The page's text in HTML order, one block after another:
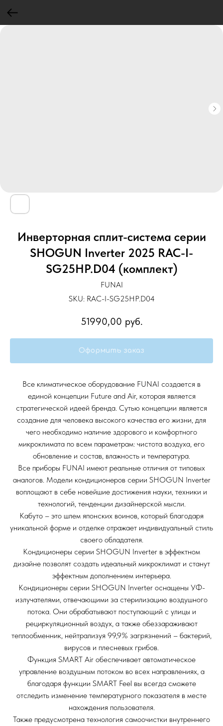
Инверторная сплит-система серии
SHOGUN Inverter 2025 RAC-I-
SG25HP.D04 (комплект)
FUNAI
SKU: RAC-I-SG25HP.D04
51990,00 руб.
Оформить заказ
Все климатическое оборудование FUNAI создается в
единой концепции Future and Air, которая является
стратегической идеей бренда. Сутью концепции является
создание для человека высокого качества его жизни, для
чего необходимо наличие здорового и комфортного
микроклимата по всем параметрам: чистота воздуха, его
обновление и состав, влажность и температура.
Все приборы FUNAI имеют реальные отличия от типовых
аналогов. Модели кондиционеров серии SHOGUN Inverter
воплощают в себе новейшие достижения науки, техники и
технологий, тенденции дизайнерской мысли.
Кабуто – это шлем японских воинов, который благодаря
уникальной форме и отделке отражает индивидуальный стиль
своего обладателя.
Кондиционеры серии SHOGUN Inverter в эффектном
дизайне позволят создать идеальный микроклимат и станут
эффектным дополнением интерьера.
Кондиционеры серии SHOGUN Inverter оснащены УФ-
излучателями, отвечающими за стерилизацию воздушного
потока. Они обрабатывают поступающий с улицы и
рециркуляционный воздух, а также обеззараживают
теплообменник, нейтрализуя 99,9% загрязнений – бактерий,
вирусов и плесневых грибов.
Функция SMART Air обеспечивает автоматическое
управление воздушным потоком во всех направлениях, а
благодаря функции SMART Feel вы всегда сможете
отследить изменение температурного показателя в месте
нахождения пользователя.
Также предусмотрена технология самоочистки внутреннего